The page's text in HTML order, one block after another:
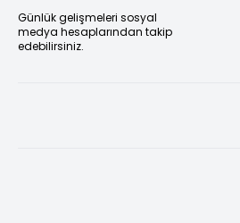
Günlük gelişmeleri sosyal
medya hesaplarından takip
edebilirsiniz.